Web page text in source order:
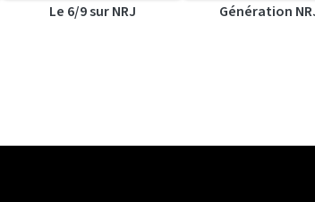
Le 6/9 sur NRJ Génération